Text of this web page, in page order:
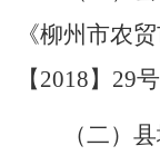
《柳州市农
【2018】 29
（二）